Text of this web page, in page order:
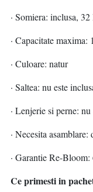
· Somiera: inclusa,
· Capacitate maxima:
· Culoare: natur
· Saltea: nu este
· Lenjerie si perne:
· Necesita
· Garantie Re-
Ce primesti in